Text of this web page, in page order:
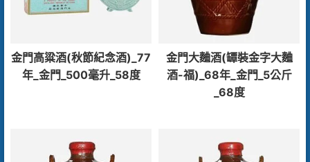
金門高粱酒(秋節紀念酒)_77
年_金門_500毫升_58度
金門大麯酒(罈裝金字大麯
酒-福)_68年_金門_5公斤
_68度